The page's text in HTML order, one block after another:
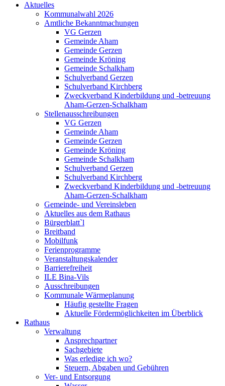
Aktuelles
Kommunalwahl 2026
Amtliche Bekanntmachungen
VG Gerzen
Gemeinde Aham
Gemeinde Gerzen
Gemeinde Kröning
Gemeinde Schalkham
Schulverband Gerzen
Schulverband Kirchberg
Zweckverband Kinderbildung und -betreuung
Aham-Gerzen-Schalkham
Stellenausschreibungen
VG Gerzen
Gemeinde Aham
Gemeinde Gerzen
Gemeinde Kröning
Gemeinde Schalkham
Schulverband Gerzen
Schulverband Kirchberg
Zweckverband Kinderbildung und -betreuung
Aham-Gerzen-Schalkham
Gemeinde- und Vereinsleben
Aktuelles aus dem Rathaus
Bürgerblatt`l
Breitband
Mobilfunk
Ferienprogramme
Veranstaltungskalender
Barrierefreiheit
ILE Bina-Vils
Ausschreibungen
Kommunale Wärmeplanung
Häufig gestellte Fragen
Aktuelle Fördermöglichkeiten im Überblick
Rathaus
Verwaltung
Ansprechpartner
Sachgebiete
Was erledige ich wo?
Steuern, Abgaben und Gebühren
Ver- und Entsorgung